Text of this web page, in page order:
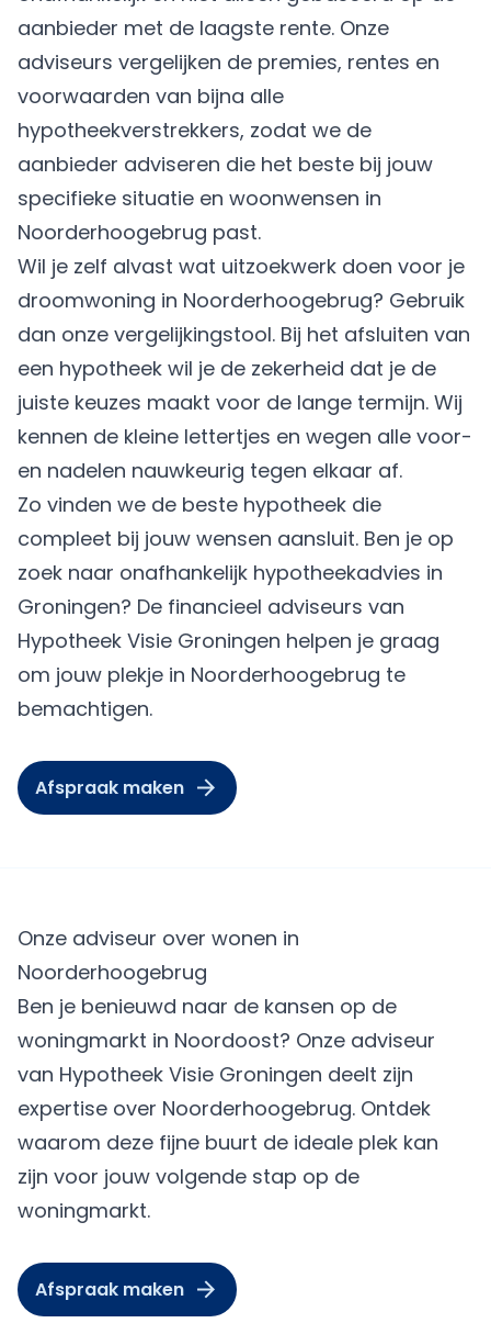
aanbieder met de laagste rente. Onze
adviseurs vergelijken de premies, rentes en
voorwaarden van bijna alle
hypotheekverstrekkers, zodat we de
aanbieder adviseren die het beste bij jouw
specifieke situatie en woonwensen in
Noorderhoogebrug past.
Wil je zelf alvast wat uitzoekwerk doen voor je
droomwoning in Noorderhoogebrug? Gebruik
dan onze vergelijkingstool. Bij het afsluiten van
een hypotheek wil je de zekerheid dat je de
juiste keuzes maakt voor de lange termijn. Wij
kennen de kleine lettertjes en wegen alle voor-
en nadelen nauwkeurig tegen elkaar af.
Zo vinden we de beste hypotheek die
compleet bij jouw wensen aansluit. Ben je op
zoek naar onafhankelijk hypotheekadvies in
Groningen? De financieel adviseurs van
Hypotheek Visie Groningen helpen je graag
om jouw plekje in Noorderhoogebrug te
bemachtigen.
Afspraak maken
Onze adviseur over wonen in
Noorderhoogebrug
Ben je benieuwd naar de kansen op de
woningmarkt in Noordoost? Onze adviseur
van Hypotheek Visie Groningen deelt zijn
expertise over Noorderhoogebrug. Ontdek
waarom deze fijne buurt de ideale plek kan
zijn voor jouw volgende stap op de
woningmarkt.
Afspraak maken